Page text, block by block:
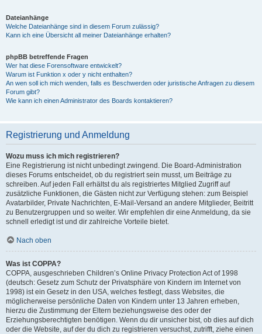
Dateianhänge
Welche Dateianhänge sind in diesem Forum zulässig?
Kann ich eine Übersicht all meiner Dateianhänge erhalten?
phpBB betreffende Fragen
Wer hat diese Forensoftware entwickelt?
Warum ist Funktion x oder y nicht enthalten?
An wen soll ich mich wenden, falls es Beschwerden oder juristische Anfragen zu diesem
Forum gibt?
Wie kann ich einen Administrator des Boards kontaktieren?
Registrierung und Anmeldung
Wozu muss ich mich registrieren?
Eine Registrierung ist nicht unbedingt zwingend. Die Board-Administration
dieses Forums entscheidet, ob du registriert sein musst, um Beiträge zu
schreiben. Auf jeden Fall erhältst du als registriertes Mitglied Zugriff auf
zusätzliche Funktionen, die Gästen nicht zur Verfügung stehen: zum Beispiel
Avatarbilder, Private Nachrichten, E-Mail-Versand an andere Mitglieder, Beitritt
zu Benutzergruppen und so weiter. Wir empfehlen dir eine Anmeldung, da sie
schnell erledigt ist und dir zahlreiche Vorteile bietet.
Nach oben
Was ist COPPA?
COPPA, ausgeschrieben Children’s Online Privacy Protection Act of 1998
(deutsch: Gesetz zum Schutz der Privatsphäre von Kindern im Internet von
1998) ist ein Gesetz in den USA, welches festlegt, dass Websites, die
möglicherweise persönliche Daten von Kindern unter 13 Jahren erheben,
hierzu die Zustimmung der Eltern beziehungsweise des oder der
Erziehungsberechtigten benötigen. Wenn du dir unsicher bist, ob dies auf dich
oder die Website, auf der du dich zu registrieren versuchst, zutrifft, ziehe einen